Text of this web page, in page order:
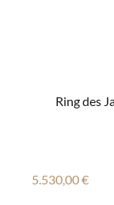
Ring des
Regulärer
5.530,00 €